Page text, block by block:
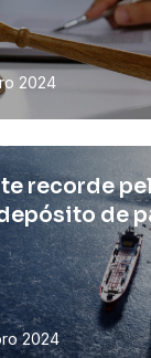
2024
recorde
de
2024